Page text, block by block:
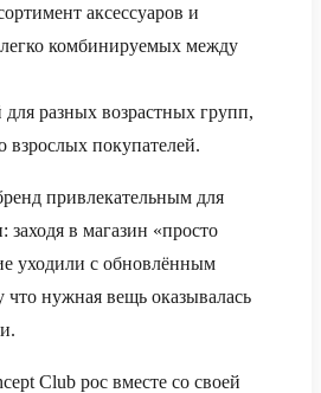
аксессуаров и
комбинируемых между
разных возрастных групп,
взрослых покупателей.
привлекательным для
в магазин «просто
уходили с обновлённым
что нужная вещь оказывалась
Club рос вместе со своей